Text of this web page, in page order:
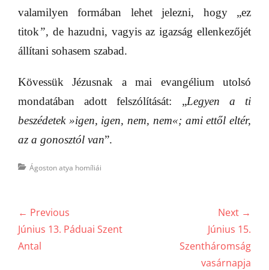
valamilyen formában lehet jelezni, hogy „ez
titok”, de hazudni, vagyis az igazság ellenkezőjét
állítani sohasem szabad.
Kövessük Jézusnak a mai evangélium utolsó
mondatában adott felszólítását: „Legyen a ti
beszédetek »igen, igen, nem, nem«; ami ettől eltér,
az a gonosztól van”.
Categories
Ágoston atya homíliái
Bejegyzés
navigáció
← Previous
Previous
post:
Június 13. Páduai Szent
Antal
Next →
Június 15.
Szentháromság
vasárnapja